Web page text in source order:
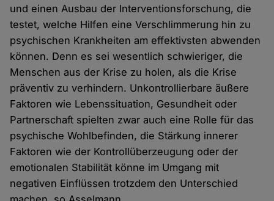
und einen Ausbau der Interventionsforschung, die
testet, welche Hilfen eine Verschlimmerung hin zu
psychischen Krankheiten am effektivsten abwenden
können. Denn es sei wesentlich schwieriger, die
Menschen aus der Krise zu holen, als die Krise
präventiv zu verhindern. Unkontrollierbare äußere
Faktoren wie Lebenssituation, Gesundheit oder
Partnerschaft spielten zwar auch eine Rolle für das
psychische Wohlbefinden, die Stärkung innerer
Faktoren wie der Kontrollüberzeugung oder der
emotionalen Stabilität könne im Umgang mit
negativen Einflüssen trotzdem den Unterschied